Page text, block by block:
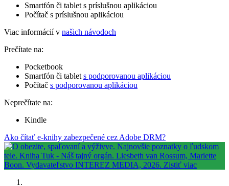
Smartfón či tablet s príslušnou aplikáciou
Počítač s príslušnou aplikáciou
Viac informácií v našich návodoch
Prečítate na:
Pocketbook
Smartfón či tablet s podporovanou aplikáciou
Počítač s podporovanou aplikáciou
Neprečítate na:
Kindle
Ako čítať e-knihy zabezpečené cez Adobe DRM?